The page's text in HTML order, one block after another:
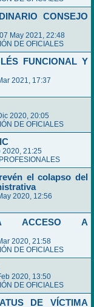
CONSEJO
07 May 2021, 22:48
DE OFICIALES
FUNCIONAL Y
2021, 17:37
2020, 20:05
DE OFICIALES
2020, 21:25
el colapso del
2020, 12:56
ACCESO A
2020, 21:58
DE OFICIALES
2020, 13:50
DE OFICIALES
DE VÍCTIMA